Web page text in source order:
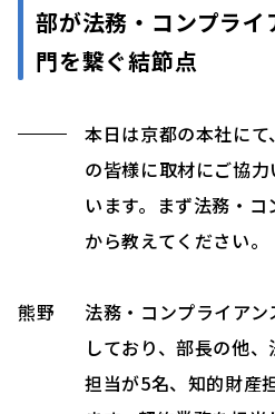
部が法務・コンプラ
門を繋ぐ結節点
本日は京都の本社に
の皆様に取材にご協
います。まず法務・
から教えてください。
熊野
法務・コンプライア
しており、部長の他
担当が5名、知的財産